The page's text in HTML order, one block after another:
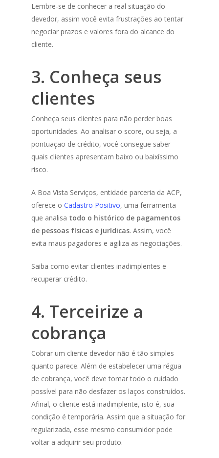
Lembre-se de conhecer a real situação do
devedor, assim você evita frustrações ao tentar
negociar prazos e valores fora do alcance do
cliente.
3. Conheça seus
clientes
Conheça seus clientes para não perder boas
oportunidades. Ao analisar o score, ou seja, a
pontuação de crédito, você consegue saber
quais clientes apresentam baixo ou baixíssimo
risco.
A Boa Vista Serviços, entidade parceria da ACP,
oferece o Cadastro Positivo, uma ferramenta
que analisa todo o histórico de pagamentos
de pessoas físicas e jurídicas. Assim, você
evita maus pagadores e agiliza as negociações.
Saiba como evitar clientes inadimplentes e
recuperar crédito.
4. Terceirize a
cobrança
Cobrar um cliente devedor não é tão simples
quanto parece. Além de estabelecer uma régua
de cobrança, você deve tomar todo o cuidado
possível para não desfazer os laços construídos.
Afinal, o cliente está inadimplente, isto é, sua
condição é temporária. Assim que a situação for
regularizada, esse mesmo consumidor pode
voltar a adquirir seu produto.